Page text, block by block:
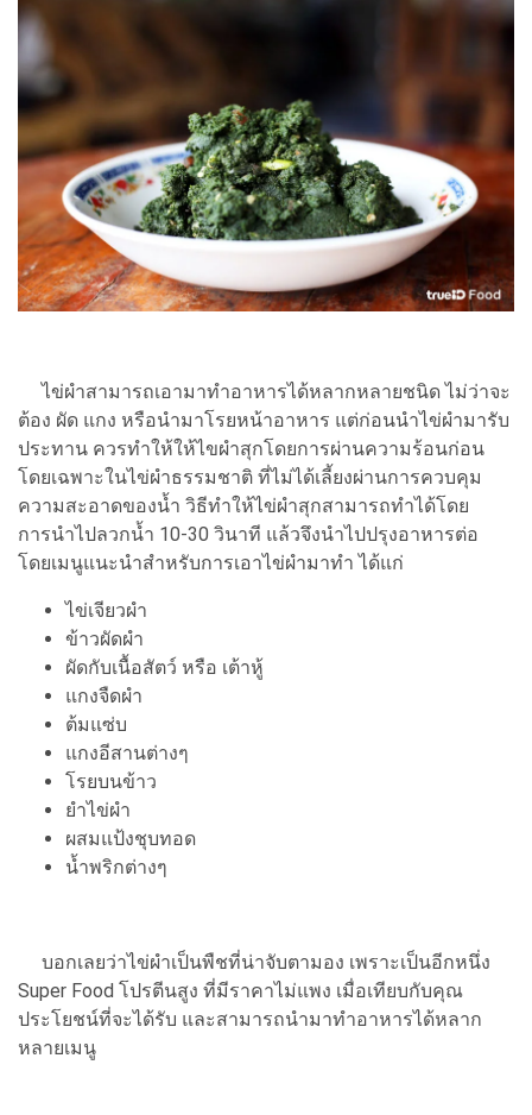
ไข่ผำสามารถเอามาทำอาหารได้หลากหลายชนิด ไม่ว่าจะ
ต้อง ผัด แกง หรือนำมาโรยหน้าอาหาร แต่ก่อนนำไข่ผำมารับ
ประทาน ควรทำให้ให้ไขผำสุกโดยการผ่านความร้อนก่อน
โดยเฉพาะในไข่ผำธรรมชาติ ที่ไม่ได้เลี้ยงผ่านการควบคุม
ความสะอาดของน้ำ วิธีทำให้ไข่ผำสุกสามารถทำได้โดย
การนำไปลวกน้ำ 10-30 วินาที แล้วจึงนำไปปรุงอาหารต่อ
โดยเมนูแนะนำสำหรับการเอาไข่ผำมาทำ ได้แก่
ไข่เจียวผำ
ข้าวผัดผำ
ผัดกับเนื้อสัตว์ หรือ เต้าหู้
แกงจืดผำ
ต้มแซ่บ
แกงอีสานต่างๆ
โรยบนข้าว
ยำไข่ผำ
ผสมแป้งชุบทอด
น้ำพริกต่างๆ
บอกเลยว่าไข่ผำเป็นพืชที่น่าจับตามอง เพราะเป็นอีกหนึ่ง
Super Food โปรตีนสูง ที่มีราคาไม่แพง เมื่อเทียบกับคุณ
ประโยชน์ที่จะได้รับ และสามารถนำมาทำอาหารได้หลาก
หลายเมนู